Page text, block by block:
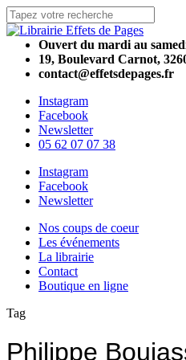
Skip
to
main
content
Close
SearchOuvert du mardi au
19, Boulevard Carnot,
contact@effetsdepages.fr
Instagram
Facebook
Newsletter
05 62 07 07 38
Menu
Instagram
Facebook
Newsletter
Menu
Nos coups de coeur
Les événements
La librairie
Contact
Boutique en ligne
Tag
Philippe